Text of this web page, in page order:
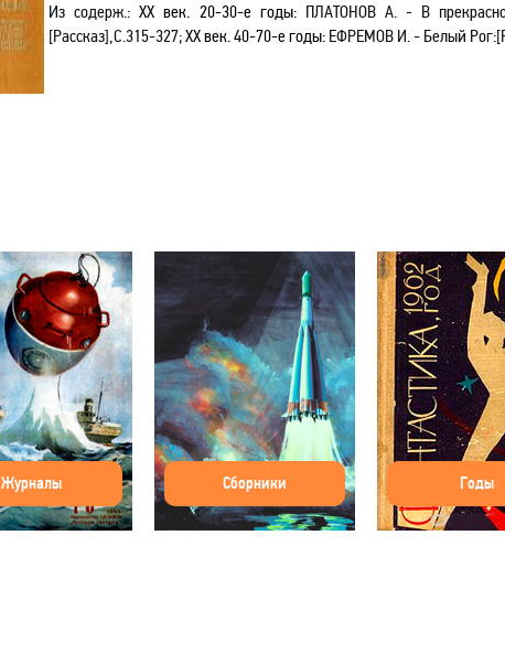
Из содерж.:XX век. 20-30-е годы: ПЛАТОНОВ А. - В
[Рассказ],С.315-327;XX век. 40-70-е годы: ЕФРЕМОВ И. - Белый Рог
Журналы Сборники Годы